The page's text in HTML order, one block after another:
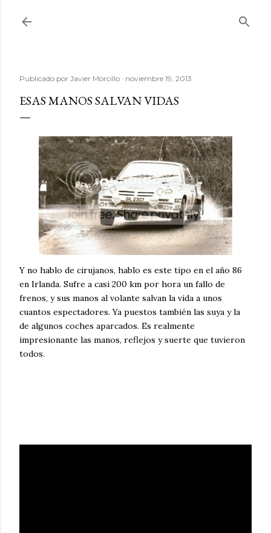
Publicado por Javier Morcillo noviembre 19, 2013
ESAS MANOS SALVAN VIDAS
Y no hablo de cirujanos, hablo es este tipo en el año 86
en Irlanda. Sufre a casi 200 km por hora un fallo de
frenos, y sus manos al volante salvan la vida a unos
cuantos espectadores. Ya puestos también las suya y la
de algunos coches aparcados. Es realmente
impresionante las manos, reflejos y suerte que tuvieron
todos.